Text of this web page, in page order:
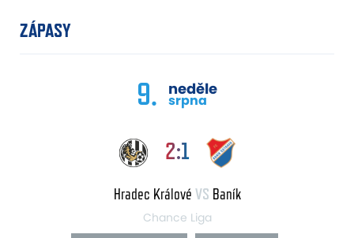
ZÁPASY
9. neděle
srpna
2:1
Hradec Králové VS Baník
Chance Liga